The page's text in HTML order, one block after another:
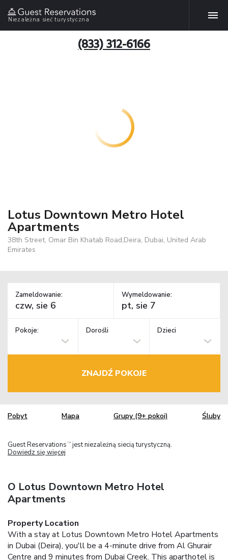
Niezależna sieć turystyczna
(833) 312-6166
Lotus Downtown Metro Hotel
Apartments
38th Street, Omar Bin Khatab Road,Deira, Dubai, United Arab
Emirates
Zameldowanie: Wymeldowanie:
Pokoje: Dorośli Dzieci
ZNAJDŹ POKOJE
Pobyt Mapa Grupy (9+ pokoi) Śluby
Guest Reservations TM jest niezależną siecią turystyczną.
Dowiedz się więcej
O Lotus Downtown Metro Hotel
Apartments
Property Location
With a stay at Lotus Downtown Metro Hotel Apartments
in Dubai (Deira), you'll be a 4-minute drive from Al Ghurair
Centre and 9 minutes from Dubai Creek. This aparthotel is